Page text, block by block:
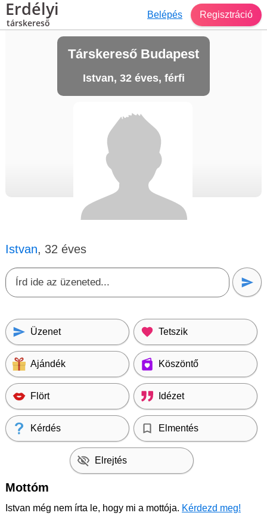
Erdélyi
társkereső
Belépés Regisztráció
Társkereső Budapest
Istvan, 32 éves, férfi
Istvan, 32 éves
Üzenet Tetszik
Ajándék Köszöntő
Flört Idézet
Kérdés Elmentés
Elrejtés
Mottóm
Istvan még nem írta le, hogy mi a mottója. Kérdezd meg!